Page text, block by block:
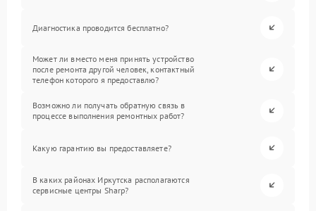
Диагностика проводится бесплатно?
Может ли вместо меня принять устройство
после ремонта другой человек, контактный
телефон которого я предоставлю?
Возможно ли получать обратную связь в
процессе выполнения ремонтных работ?
Какую гарантию вы предоставляете?
В каких районах Иркутска располагаются
сервисные центры Sharp?